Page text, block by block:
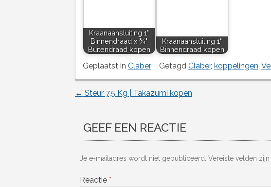
Kraanaansluiting 1"
Binnendraad x ¾"
Buitendraad kopen
Kraanaansluiting 1"
Binnendraad kopen
Geplaatst in Claber Getagd Claber, koppelingen,
Berichtnavigatie
← Steur 7,5 Kg | Takazumi kopen
GEEF EEN REACTIE
Je e-mailadres wordt niet gepubliceerd. Vereiste velden
Reactie *